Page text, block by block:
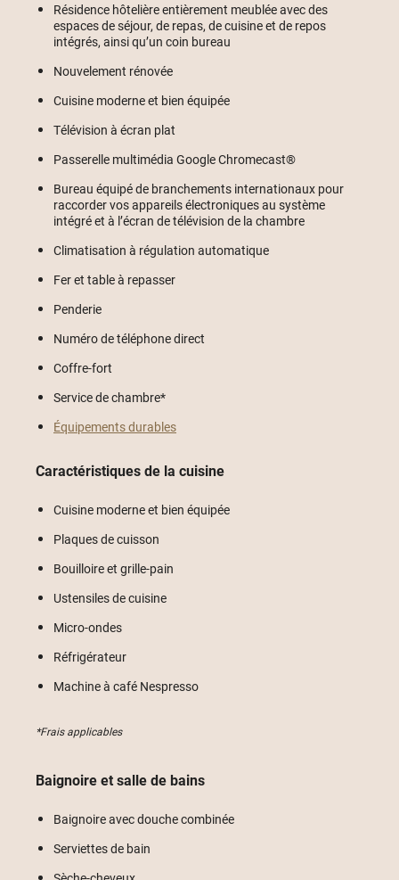
Résidence hôtelière entièrement meublée avec des
espaces de séjour, de repas, de cuisine et de repos
intégrés, ainsi qu’un coin bureau
Nouvelement rénovée
Cuisine moderne et bien équipée
Télévision à écran plat
Passerelle multimédia Google Chromecast®
Bureau équipé de branchements internationaux pour
raccorder vos appareils électroniques au système
intégré et à l’écran de télévision de la chambre
Climatisation à régulation automatique
Fer et table à repasser
Penderie
Numéro de téléphone direct
Coffre-fort
Service de chambre*
Équipements durables
Caractéristiques de la cuisine
Cuisine moderne et bien équipée
Plaques de cuisson
Bouilloire et grille-pain
Ustensiles de cuisine
Micro-ondes
Réfrigérateur
Machine à café Nespresso
*Frais applicables
Baignoire et salle de bains
Baignoire avec douche combinée
Serviettes de bain